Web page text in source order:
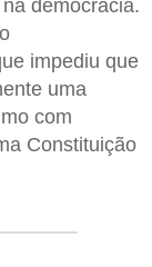
democracia.
impediu que
uma
com
Constituição